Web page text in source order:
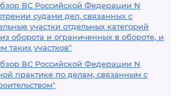
ВС Российской Федерации N
судами дел, связанных с
участки отдельных категорий
оборота и ограниченных в обороте, и
таких участков"
ВС Российской Федерации N
практике по делам, связанным с